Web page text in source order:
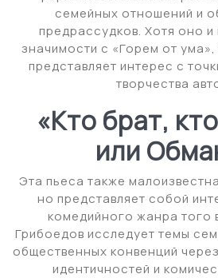
семейных отношений и
предрассудков. Хотя оно
значимости с «Горем от
представляет интерес с
творчества
«Кто брат,
или
Эта пьеса также
но представляет собой
комедийного жанра того
Грибоедов исследует темы
общественных конвенций
идентичностей и